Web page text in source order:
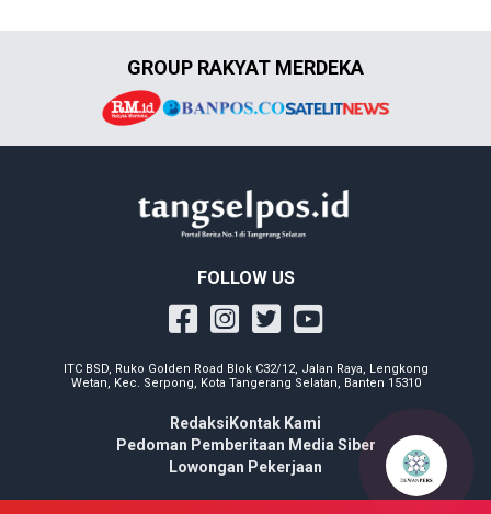
GROUP RAKYAT MERDEKA
FOLLOW US
ITC BSD, Ruko Golden Road Blok C32/12, Jalan Raya, Lengkong
Wetan, Kec. Serpong, Kota Tangerang Selatan, Banten 15310
Redaksi Kontak Kami
Pedoman Pemberitaan Media Siber
Lowongan Pekerjaan